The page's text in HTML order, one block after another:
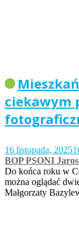
ciekawym
16 listopada, 2025
BOP PSONI
Do końca roku w
można oglądać
Małgorzaty